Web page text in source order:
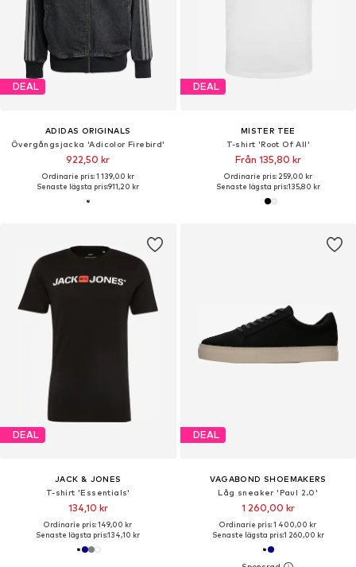
DEAL
ADIDAS ORIGINALS
Övergångsjacka 'Adicolor Firebird'
922,50 kr
Ordinarie pris: 1 139,00 kr
Senaste lägsta pris:911,20 kr
DEAL
MISTER TEE
T-shirt 'Root Of All'
Från 135,80 kr
Ordinarie pris: 259,00 kr
Senaste lägsta pris:135,80 kr
DEAL
JACK & JONES
T-shirt 'Essentials'
134,10 kr
Ordinarie pris: 149,00 kr
Senaste lägsta pris:134,10 kr
DEAL
VAGABOND SHOEMAKERS
Låg sneaker 'Paul 2.0'
1 260,00 kr
Ordinarie pris: 1 400,00 kr
Senaste lägsta pris:1 260,00 kr